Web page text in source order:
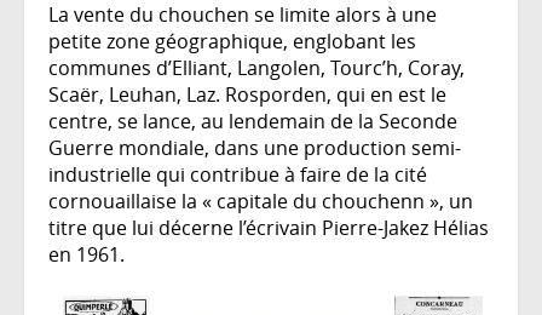
La vente du chouchen se limite alors à une
petite zone géographique, englobant les
communes d’Elliant, Langolen, Tourc’h, Coray,
Scaër, Leuhan, Laz. Rosporden, qui en est le
centre, se lance, au lendemain de la Seconde
Guerre mondiale, dans une production semi-
industrielle qui contribue à faire de la cité
cornouaillaise la « capitale du chouchenn », un
titre que lui décerne l’écrivain Pierre-Jakez Hélias
en 1961.